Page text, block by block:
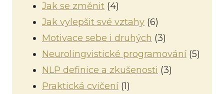
Jak se změnit (4)
Jak vylepšit své vztahy (6)
Motivace sebe i druhých (3)
Neurolingvistické programování (5)
NLP definice a zkušenosti (3)
Praktická cvičení (1)